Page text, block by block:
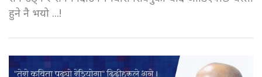
हुने नै भयो ...!